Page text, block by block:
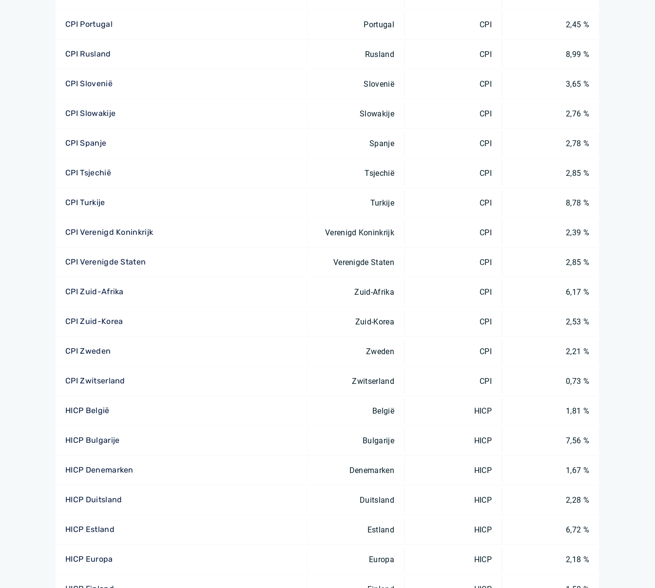
CPI Portugal Portugal CPI 2,45 %
CPI Rusland Rusland CPI 8,99 %
CPI Slovenië Slovenië CPI 3,65 %
CPI Slowakije Slowakije CPI 2,76 %
CPI Spanje Spanje CPI 2,78 %
CPI Tsjechië Tsjechië CPI 2,85 %
CPI Turkije Turkije CPI 8,78 %
CPI Verenigd Koninkrijk Verenigd Koninkrijk CPI 2,39 %
CPI Verenigde Staten Verenigde Staten CPI 2,85 %
CPI Zuid-Afrika Zuid-Afrika CPI 6,17 %
CPI Zuid-Korea Zuid-Korea CPI 2,53 %
CPI Zweden Zweden CPI 2,21 %
CPI Zwitserland Zwitserland CPI 0,73 %
HICP België België HICP 1,81 %
HICP Bulgarije Bulgarije HICP 7,56 %
HICP Denemarken Denemarken HICP 1,67 %
HICP Duitsland Duitsland HICP 2,28 %
HICP Estland Estland HICP 6,72 %
HICP Europa Europa HICP 2,18 %